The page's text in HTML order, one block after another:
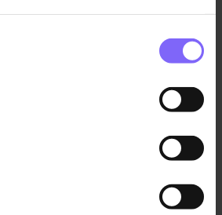
©TomTom
5
Van de Kreeke Groep?